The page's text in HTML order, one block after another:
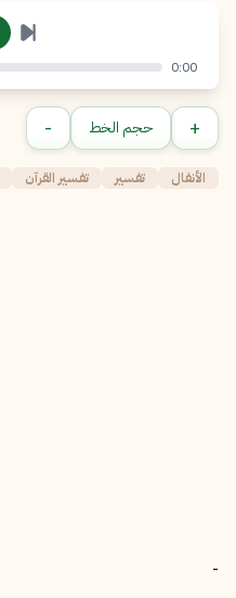
إرسال إلغاء
0:00
+ حجم الخط -
الأنفال تفسير تفسير القرآن
-